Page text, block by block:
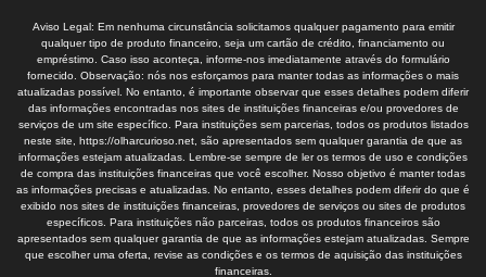
Aviso Legal: Em nenhuma circunstância solicitamos qualquer pagamento para emitir
qualquer tipo de produto financeiro, seja um cartão de crédito, financiamento ou
empréstimo. Caso isso aconteça, informe-nos imediatamente através do formulário
fornecido. Observação: nós nos esforçamos para manter todas as informações o mais
atualizadas possível. No entanto, é importante observar que esses detalhes podem diferir
das informações encontradas nos sites de instituições financeiras e/ou provedores de
serviços de um site específico. Para instituições sem parcerias, todos os produtos listados
neste site, https://olharcurioso.net, são apresentados sem qualquer garantia de que as
informações estejam atualizadas. Lembre-se sempre de ler os termos de uso e condições
de compra das instituições financeiras que você escolher. Nosso objetivo é manter todas
as informações precisas e atualizadas. No entanto, esses detalhes podem diferir do que é
exibido nos sites de instituições financeiras, provedores de serviços ou sites de produtos
específicos. Para instituições não parceiras, todos os produtos financeiros são
apresentados sem qualquer garantia de que as informações estejam atualizadas. Sempre
que escolher uma oferta, revise as condições e os termos de aquisição das instituições
financeiras.